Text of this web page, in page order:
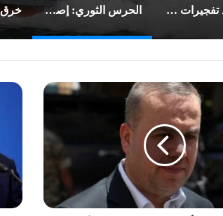
العدو نفّذ تفجيرات هائلة سُمع صداها في قرى الجنوب الحرس الثوري: إصابة ناقلتي نفط مخالفتين وإجبارهما على التوقف في مضيق هرمز